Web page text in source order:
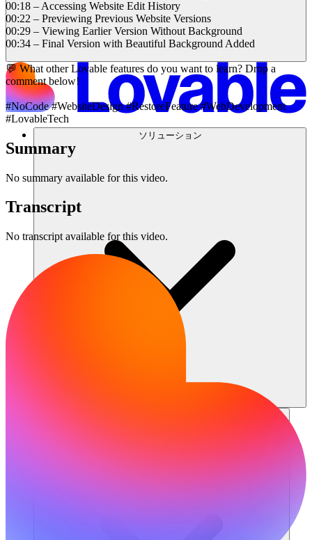
ソリューション
00:18 – Accessing Website Edit History
00:22 – Previewing Previous Website Versions
00:29 – Viewing Earlier Version Without Background
00:34 – Final Version with Beautiful Background Added
💬 What other Lovable features do you want to learn? Drop a
comment below!
#NoCode #WebsiteDesign #RestoreFeature #WebDevelopment
#LovableTech
Summary
No summary available for this video.
Transcript
No transcript available for this video.